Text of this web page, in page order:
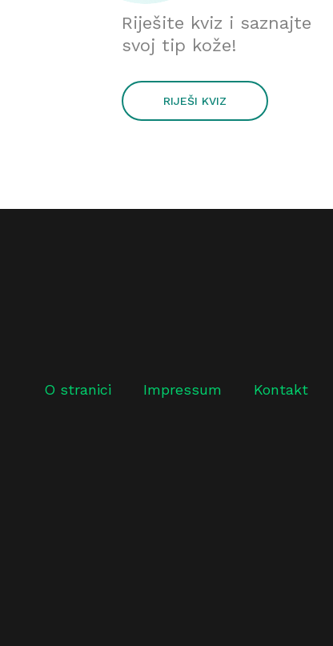
Riješite kviz i saznajte
svoj tip kože!
RIJEŠI KVIZ
O stranici Impressum Kontakt